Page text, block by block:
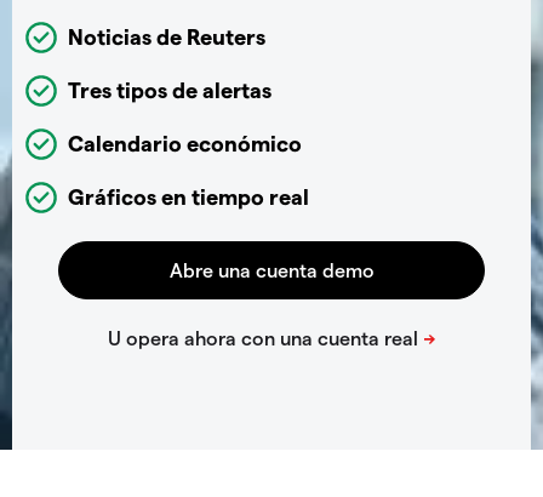
Noticias de Reuters
Tres tipos de alertas
Calendario económico
Gráficos en tiempo real